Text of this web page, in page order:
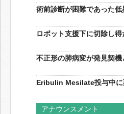
術前診断が困難であった
ロボット支援下に切除し
不正形の肺病変が発見契
Eribulin Mesilate投与中に
アナウンスメント